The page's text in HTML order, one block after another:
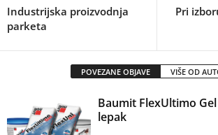
Industrijska proizvodnja
parketa
Pri
POVEZANE OBJAVE VIŠE OD
Baumit FlexUltimo
lepak